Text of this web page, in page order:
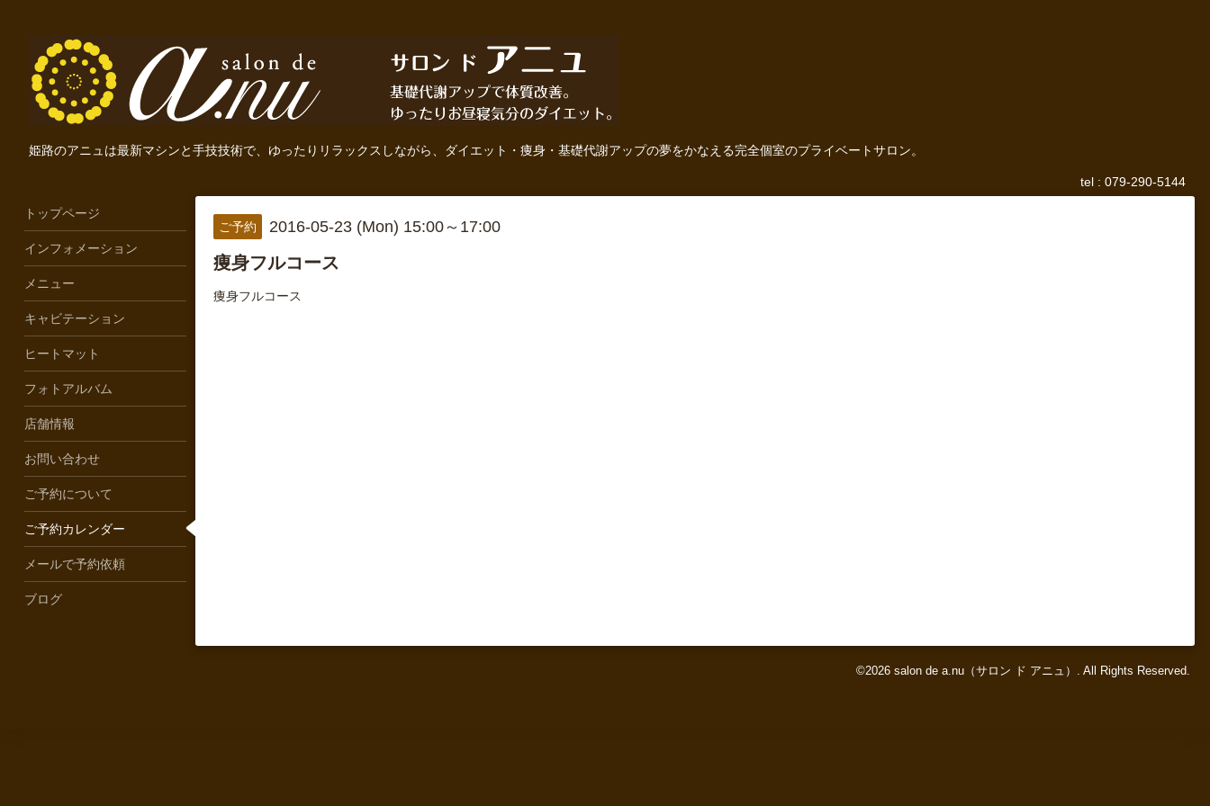
姫路のアニュは最新マシンと手技技術で、ゆったりリラックスしながら、ダイエット・痩身・基礎代謝アップの夢をかなえる完全個室のプライベートサロン。
tel : 079-290-5144
ご予約 2016-05-23 (Mon) 15:00～17:00
痩身フルコース
痩身フルコース
©2026 salon de a.nu（サロン ド アニュ） . All Rights Reserved.
トップページ
インフォメーション
メニュー
キャビテーション
ヒートマット
フォトアルバム
店舗情報
お問い合わせ
ご予約について
ご予約カレンダー
メールで予約依頼
ブログ